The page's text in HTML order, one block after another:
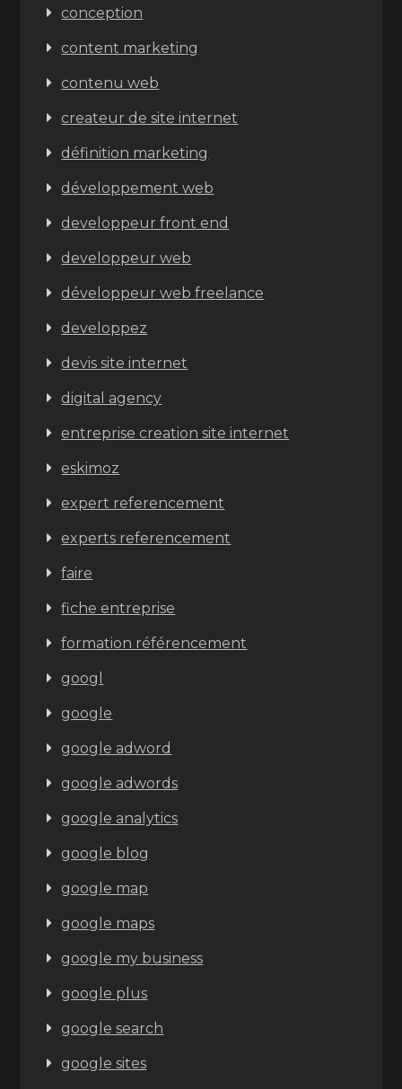
conception
content marketing
contenu web
createur de site internet
définition marketing
développement web
developpeur front end
developpeur web
développeur web freelance
developpez
devis site internet
digital agency
entreprise creation site internet
eskimoz
expert referencement
experts referencement
faire
fiche entreprise
formation référencement
googl
google
google adword
google adwords
google analytics
google blog
google map
google maps
google my business
google plus
google search
google sites